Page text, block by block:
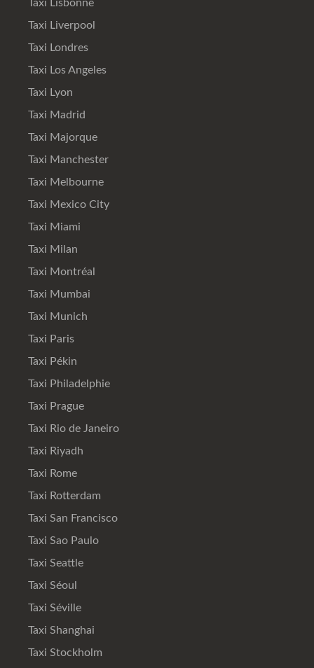
Taxi Lisbonne
Taxi Liverpool
Taxi Londres
Taxi Los Angeles
Taxi Lyon
Taxi Madrid
Taxi Majorque
Taxi Manchester
Taxi Melbourne
Taxi Mexico City
Taxi Miami
Taxi Milan
Taxi Montréal
Taxi Mumbai
Taxi Munich
Taxi Paris
Taxi Pékin
Taxi Philadelphie
Taxi Prague
Taxi Rio de Janeiro
Taxi Riyadh
Taxi Rome
Taxi Rotterdam
Taxi San Francisco
Taxi Sao Paulo
Taxi Seattle
Taxi Séoul
Taxi Séville
Taxi Shanghai
Taxi Stockholm